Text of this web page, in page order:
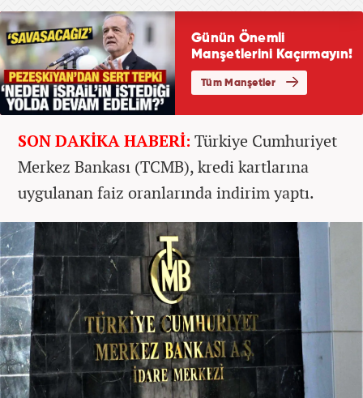
SON DAKİKA HABERİ: Türkiye Cumhuriyet
Merkez Bankası (TCMB), kredi kartlarına
uygulanan faiz oranlarında indirim yaptı.